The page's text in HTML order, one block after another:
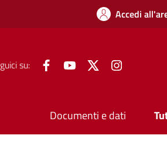
Accedi
su: FacebookYouTube Twitter
Documenti e dati